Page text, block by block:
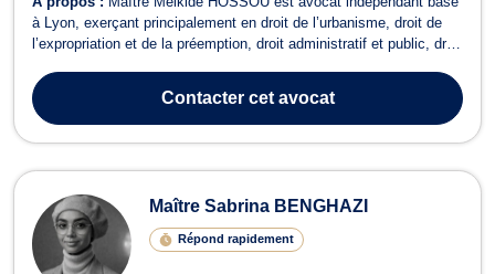
à Lyon, exerçant principalement en droit de l’urbanisme, droit de
l’expropriation et de la préemption, droit administratif et public, droit
l’environnement. 🔹 Droit de l’environnementIl intervient sur les
questions env...
Contactercet avocat
Maître Sabrina BENGHAZI
Répond rapidement